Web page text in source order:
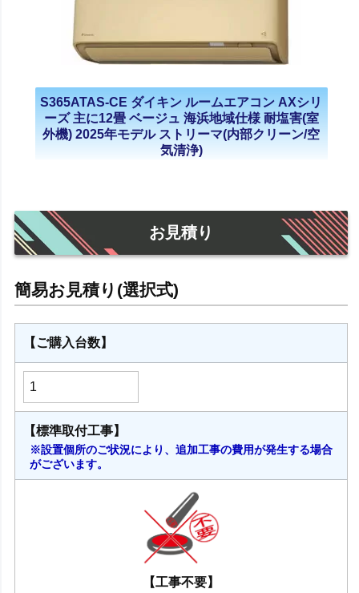
S365ATAS-CE ダイキン ルームエアコン AXシリ
ーズ 主に12畳 ベージュ 海浜地域仕様 耐塩害(室
外機) 2025年モデル ストリーマ(内部クリーン/空
気清浄)
お見積り
【ご購入台数】
【標準取付工事】
※設置個所のご状況により、追加工事の費用が発生する場合
がございます。
【工事不要】